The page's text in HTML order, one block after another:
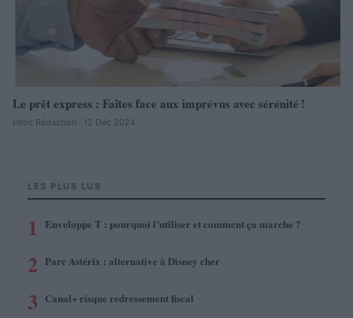
Le prêt express : Faîtes face aux imprévus avec sérénité !
Infos Rédaction · 12 Déc 2024
LES PLUS LUS
1 Enveloppe T : pourquoi l’utiliser et comment ça marche ?
2 Parc Astérix : alternative à Disney cher
3 Canal+ risque redressement fiscal